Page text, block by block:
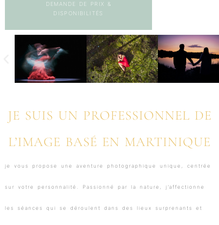
DEMANDE DE PRIX &
DISPONIBILITÉS
JE SUIS UN PROFESSIONNEL DE
L’IMAGE BASÉ EN MARTINIQUE
je vous propose une aventure photographique unique, centrée
sur votre personnalité. Passionné par la nature, j’affectionne
les séances qui se déroulent dans des lieux surprenants et